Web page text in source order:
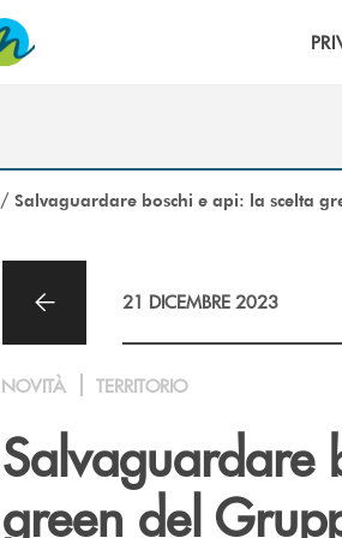
/ Salvaguardare boschi e api: la scelta
21 DICEMBRE 2023
NOVITÀ TERRITORIO
Salvaguardare
green del